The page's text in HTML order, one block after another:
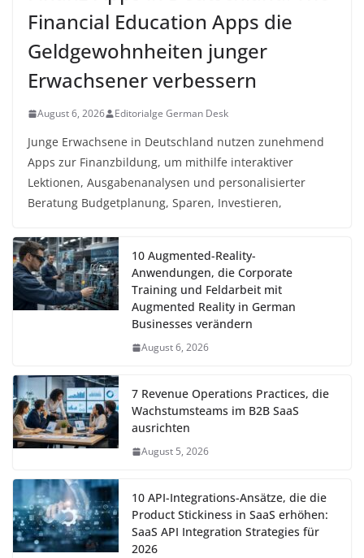
Financial Education Apps die
Geldgewohnheiten junger
Erwachsener verbessern
August 6, 2026 Editorialge German Desk
Junge Erwachsene in Deutschland nutzen zunehmend
Apps zur Finanzbildung, um mithilfe interaktiver
Lektionen, Ausgabenanalysen und personalisierter
Beratung Budgetplanung, Sparen, Investieren,
10 Augmented-Reality-
Anwendungen, die Corporate
Training und Feldarbeit mit
Augmented Reality in German
Businesses verändern
August 6, 2026
7 Revenue Operations Practices, die
Wachstumsteams im B2B SaaS
ausrichten
August 5, 2026
10 API-Integrations-Ansätze, die die
Product Stickiness in SaaS erhöhen:
SaaS API Integration Strategies für
2026